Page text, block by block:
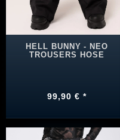
HELL BUNNY - NEO
TROUSERS HOSE
99,90 € *